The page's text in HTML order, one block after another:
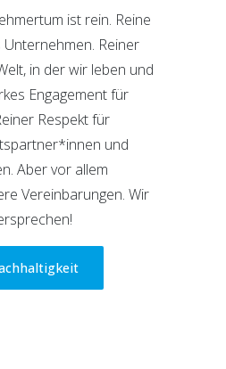
ist rein. Reine
Reiner
in der wir leben und
Engagement für
Respekt für
und
Aber vor allem
Vereinbarungen. Wir